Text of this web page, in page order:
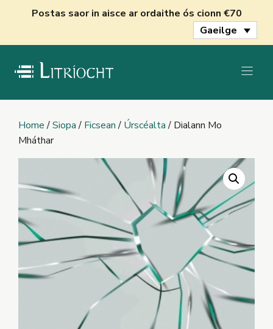
Postas saor in aisce ar ordaithe ós cionn €70
Gaeilge
Home/Siopa/ Ficsean/ Úrscéalta/ Dialann Mo
Mháthar